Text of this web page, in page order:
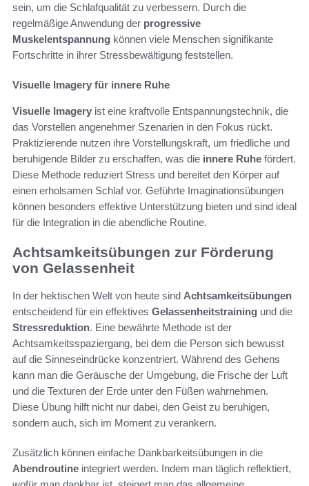
sein, um die Schlafqualität zu verbessern. Durch die
regelmäßige Anwendung der progressive
Muskelentspannung können viele Menschen signifikante
Fortschritte in ihrer Stressbewältigung feststellen.
Visuelle Imagery für innere Ruhe
Visuelle Imagery ist eine kraftvolle Entspannungstechnik, die
das Vorstellen angenehmer Szenarien in den Fokus rückt.
Praktizierende nutzen ihre Vorstellungskraft, um friedliche und
beruhigende Bilder zu erschaffen, was die innere Ruhe fördert.
Diese Methode reduziert Stress und bereitet den Körper auf
einen erholsamen Schlaf vor. Geführte Imaginationsübungen
können besonders effektive Unterstützung bieten und sind ideal
für die Integration in die abendliche Routine.
Achtsamkeitsübungen zur Förderung
von Gelassenheit
In der hektischen Welt von heute sind Achtsamkeitsübungen
entscheidend für ein effektives Gelassenheitstraining und die
Stressreduktion. Eine bewährte Methode ist der
Achtsamkeitsspaziergang, bei dem die Person sich bewusst
auf die Sinneseindrücke konzentriert. Während des Gehens
kann man die Geräusche der Umgebung, die Frische der Luft
und die Texturen der Erde unter den Füßen wahrnehmen.
Diese Übung hilft nicht nur dabei, den Geist zu beruhigen,
sondern auch, sich im Moment zu verankern.
Zusätzlich können einfache Dankbarkeitsübungen in die
Abendroutine integriert werden. Indem man täglich reflektiert,